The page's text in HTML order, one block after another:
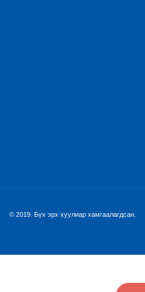
© 2019. Бүх эрх хуулиар хамгаалагдсан.